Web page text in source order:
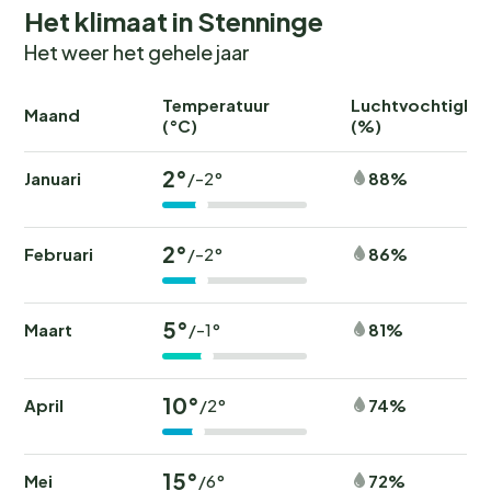
Het klimaat in Stenninge
Het weer het gehele jaar
Maand
Temperatuur
(°C)
(%)
Januari 2°/-2° 88%
Februari 2°/-2° 86%
Maart 5°/-1° 81%
April 10°/2° 74%
Mei 15°/6° 72%